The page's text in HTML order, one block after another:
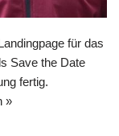
für das
Save the Date
fertig.
»